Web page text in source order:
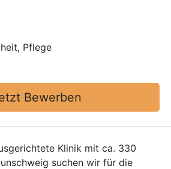
Pflege
Bewerben
Klinik mit ca. 330
suchen wir für die